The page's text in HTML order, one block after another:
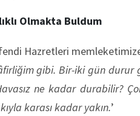
Olmakta Buldum
Hazretleri
gibi. Bir-iki gün durur
ne kadar durabilir?
karası kadar yakın.’